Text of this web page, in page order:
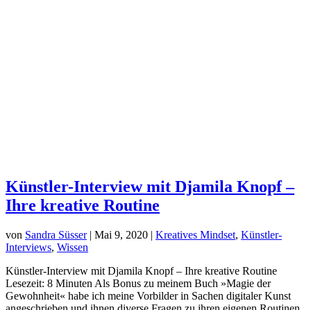
Künstler-Interview mit Djamila Knopf –
Ihre kreative Routine
von Sandra Süsser| Mai 9, 2020 | Kreatives Mindset, Künstler-
Interviews, Wissen
Künstler-Interview mit Djamila Knopf – Ihre kreative Routine
Lesezeit: 8 Minuten Als Bonus zu meinem Buch »Magie der
Gewohnheit« habe ich meine Vorbilder in Sachen digitaler Kunst